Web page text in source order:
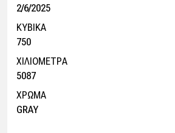
2/6/2025
ΚΥΒΙΚΑ
750
ΧΙΛΙΟΜΕΤΡΑ
5087
ΧΡΩΜΑ
GRAY